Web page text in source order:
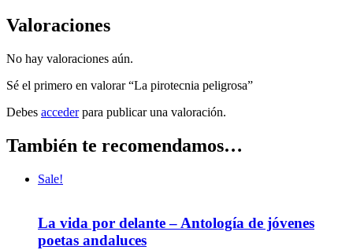
Valoraciones
No hay valoraciones aún.
Sé el primero en valorar “La pirotecnia peligrosa”
Debes accederpara publicar una valoración.
También te recomendamos…
Sale!
La vida por delante – Antología de jóvenes
poetas andaluces